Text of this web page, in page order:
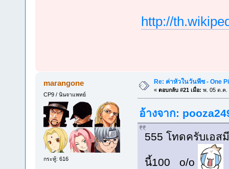
http://
marangone
CP9 / นินจาแพทย์
กระทู้: 616
Re: ค่าหัวในวันพีซ - One
« ตอบกลับ #21 เมื่อ: พ. 05 ต.ค.
อ้างจาก:
555 โทดครับเอ
นี้100 o/o